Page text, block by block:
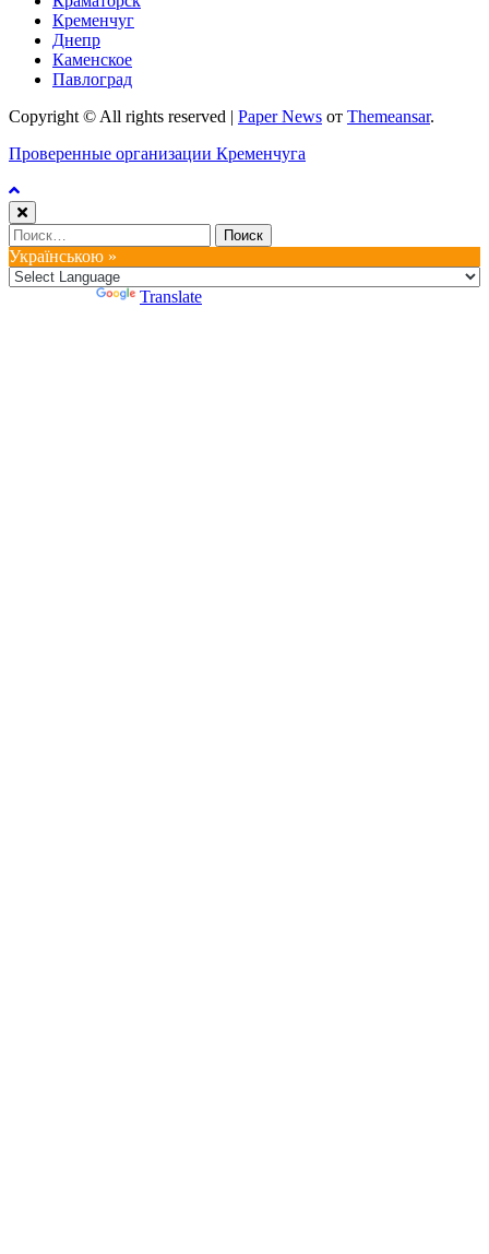
Кременчуг
Днепр
Каменское
Павлоград
Copyright © All rights reserved | Paper News от Themeansar.
Проверенные организации Кременчуга
Найти:
Українською »
Translate